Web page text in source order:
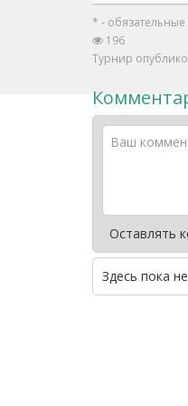
* - обязательные
196
Турнир
Оставлять
Здесь пока